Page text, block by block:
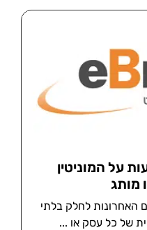
על המוניטין
מותג
האחרונות לחלק בלתי
של כל עסק או